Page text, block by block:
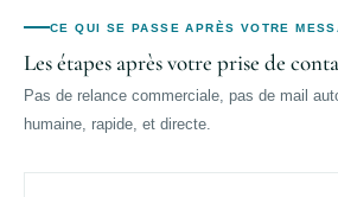
CE QUI SE PASSE APRÈS VOTRE
Les étapes après votre prise de
Pas de relance commerciale, pas de mail
humaine, rapide, et directe.